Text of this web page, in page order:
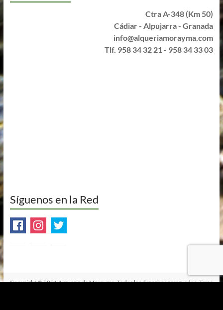
Ctra A-348 (Km 50)
Cádiar - Alpujarra - Granada
info@alqueriamorayma.com
Tlf. 958 34 32 21 - 958 34 33 03
Síguenos en la Red
Copyright © 2026Alquería de Morayma. Todos los derechos reservados. Tema